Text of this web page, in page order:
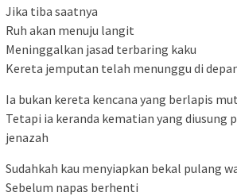
Jika tiba saatnya
Ruh akan menuju langit
Meninggalkan jasad terbaring kaku
Kereta jemputan telah menunggu di
Ia bukan kereta kencana yang berlapis
Tetapi ia keranda kematian yang diusung
jenazah
Sudahkah kau menyiapkan bekal pulang
Sebelum napas berhenti